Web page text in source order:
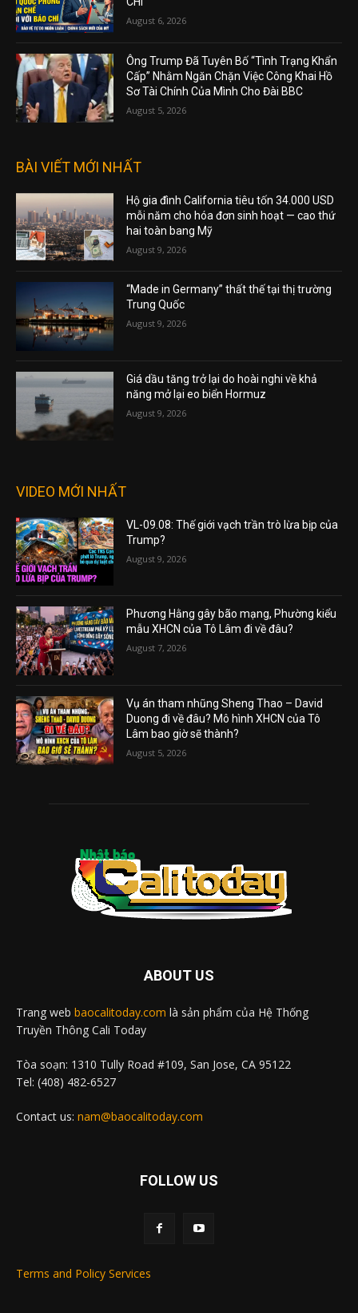
August 6, 2026
Ông Trump Đã Tuyên Bố “Tình Trạng Khẩn
Cấp” Nhằm Ngăn Chặn Việc Công Khai Hồ
Sơ Tài Chính Của Mình Cho Đài BBC
August 5, 2026
BÀI VIẾT MỚI NHẤT
Hộ gia đình California tiêu tốn 34.000 USD
mỗi năm cho hóa đơn sinh hoạt — cao thứ
hai toàn bang Mỹ
August 9, 2026
“Made in Germany” thất thế tại thị trường
Trung Quốc
August 9, 2026
Giá dầu tăng trở lại do hoài nghi về khả
năng mở lại eo biển Hormuz
August 9, 2026
VIDEO MỚI NHẤT
VL-09.08: Thế giới vạch trần trò lừa bịp của
Trump?
August 9, 2026
Phương Hằng gây bão mạng, Phường kiểu
mẫu XHCN của Tô Lâm đi về đâu?
August 7, 2026
Vụ án tham nhũng Sheng Thao – David
Duong đi về đâu? Mô hình XHCN của Tô
Lâm bao giờ sẽ thành?
August 5, 2026
ABOUT US
Trang web baocalitoday.com là sản phẩm của Hệ Thống
Truyền Thông Cali Today
Tòa soạn: 1310 Tully Road #109, San Jose, CA 95122
Tel: (408) 482-6527
Contact us: nam@baocalitoday.com
FOLLOW US
Terms and Policy Services